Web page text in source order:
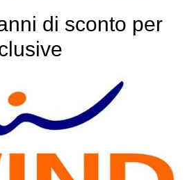
di sconto per